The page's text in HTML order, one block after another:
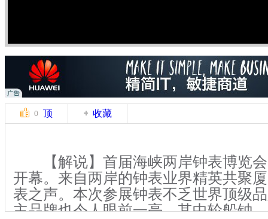
0 顶 收藏
【解说】首届海峡两岸钟表博览会
开幕。来自两岸的钟表业界精英共聚
表之声。本次参展钟表不乏世界顶级
主品牌也令人眼前一亮，其中轮船钟